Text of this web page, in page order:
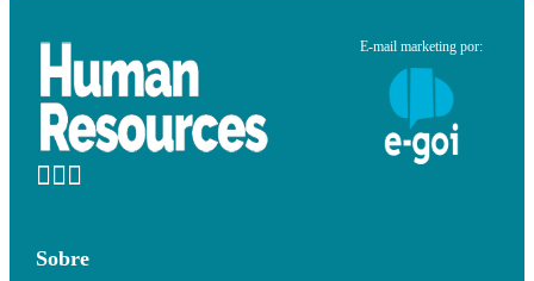
E-mail marketing por:
Sobre